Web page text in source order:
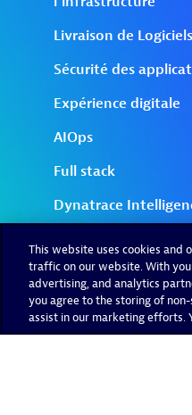
This website uses cookies and
traffic on our website. With
advertising, and analytics
you agree to the storing of
assist in our marketing efforts.